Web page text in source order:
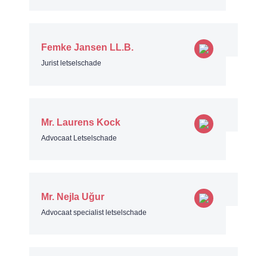
Femke Jansen LL.B.
Jurist letselschade
Mr. Laurens Kock
Advocaat Letselschade
Mr. Nejla Uğur
Advocaat specialist letselschade